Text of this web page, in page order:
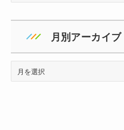
リ
月別アーカイブ